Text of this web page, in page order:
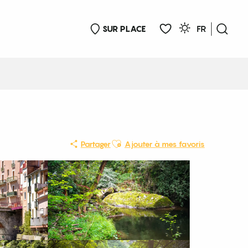
SUR PLACE
FR
PartagerAjouter aux favoris
Ajouter à mes favoris